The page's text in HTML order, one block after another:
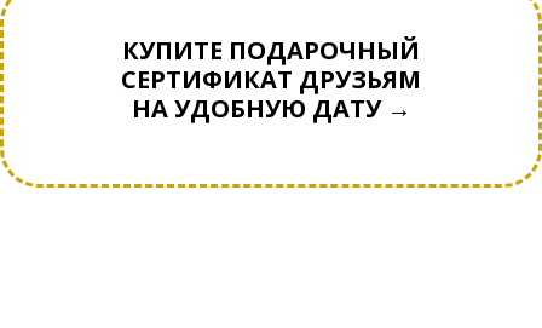
КУПИТЕ ПОДАРОЧНЫЙ
СЕРТИФИКАТ ДРУЗЬЯМ
НА УДОБНУЮ ДАТУ →